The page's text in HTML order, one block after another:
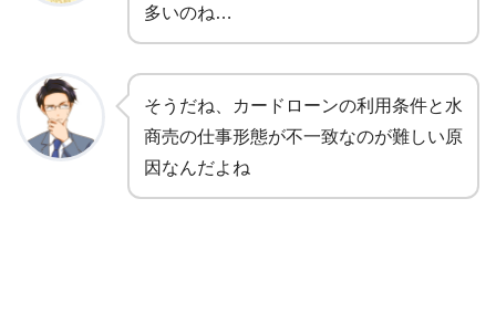
多いのね…
そうだね、カードローンの利用条件と水
商売の仕事形態が不一致なのが難しい原
因なんだよね